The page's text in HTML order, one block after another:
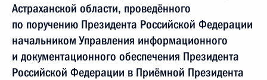
Астраханской области, проведённого
по поручению Президента Российской Федерации
начальником Управления информационного
и документационного обеспечения Президента
Российской Федерации в Приёмной Президента